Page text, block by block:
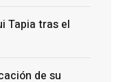
Tapia tras el
de su